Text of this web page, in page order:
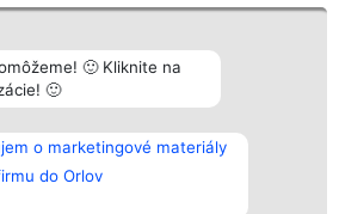
🙂 Kliknite na
🙂
o marketingové materiály
do Orlov
Hodnotenie
Laureáti
Lista
Laureatów
Podmienky
Obchodné
podmienky
Kontakt
Kontakt